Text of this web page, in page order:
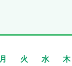
月 火 水 木